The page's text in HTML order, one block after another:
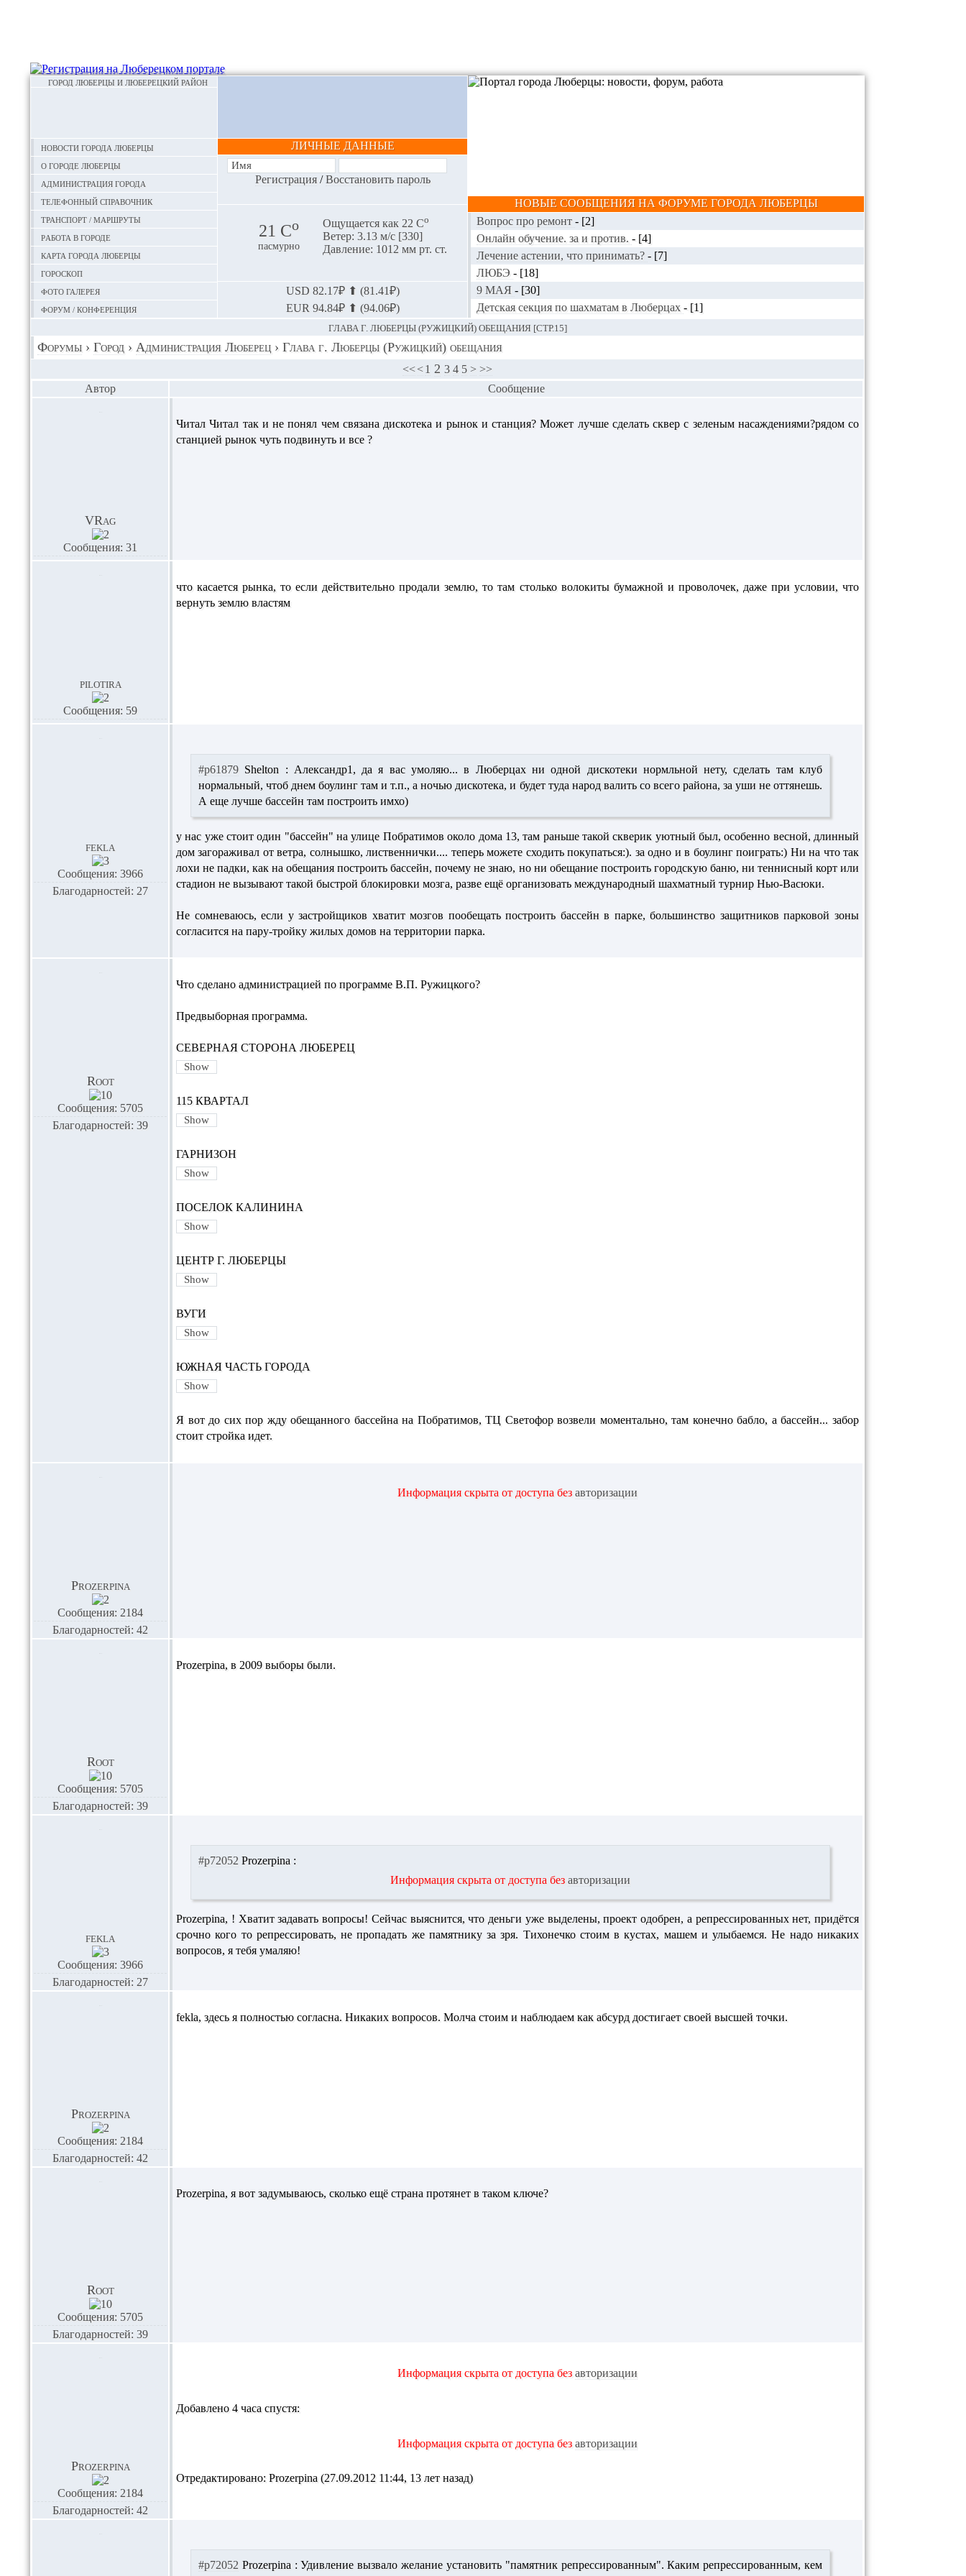
ГОРОД ЛЮБЕРЦЫ И ЛЮБЕРЕЦКИЙ РАЙОН
Новости города Люберцы
О городе Люберцы
Администрация города
Телефонный справочник
Транспорт / маршруты
Работа в городе
Карта города Люберцы
Гороскоп
Фото галерея
Форум / конференция
ЛИЧНЫЕ ДАННЫЕ
Регистрация/Восстановить пароль
21 Сo
пасмурно
Ощущается как 22 Сo
Ветер: 3.13 м/с [330]
Давление: 1012 мм рт. ст.
USD 82.17₽ ⬆ (81.41₽)
EUR 94.84₽ ⬆ (94.06₽)
НОВЫЕ СООБЩЕНИЯ НА ФОРУМЕ ГОРОДА ЛЮБЕРЦЫ
Вопрос про ремонт - [2]
Онлайн обучение. за и против. - [4]
Лечение астении, что принимать? - [7]
ЛЮБЭ - [18]
9 МАЯ - [30]
Детская секция по шахматам в Люберцах - [1]
ГЛАВА Г. ЛЮБЕРЦЫ (РУЖИЦКИЙ) ОБЕЩАНИЯ [СТР.15]
Форумы › Город › Администрация Люберец› Глава г. Люберцы (Ружицкий) обещания
<<<1 2 3 4 5 > >>
Автор
Сообщение
VRag
Сообщения: 31
Читал Читал так и не понял чем связана дискотека и рынок и станция? Может лучше сделать сквер с зеленым насаждениями?рядом со
станцией рынок чуть подвинуть и все ?
pilotira
Сообщения: 59
что касается рынка, то если действительно продали землю, то там столько волокиты бумажной и проволочек, даже при условии, что
вернуть землю властям
fekla
Сообщения: 3966
Благодарностей: 27
#p61879 Shelton : Александр1, да я вас умоляю... в Люберцах ни одной дискотеки нормльной нету, сделать там клуб
нормальный, чтоб днем боулинг там и т.п., а ночью дискотека, и будет туда народ валить со всего района, за уши не оттянешь.
А еще лучше бассейн там построить имхо)
у нас уже стоит один "бассейн" на улице Побратимов около дома 13, там раньше такой скверик уютный был, особенно весной, длинный
дом загораживал от ветра, солнышко, лиственнички.... теперь можете сходить покупаться:). за одно и в боулинг поиграть:) Ни на что так
лохи не падки, как на обещания построить бассейн, почему не знаю, но ни обещание построить городскую баню, ни теннисный корт или
стадион не вызывают такой быстрой блокировки мозга, разве ещё организовать международный шахматный турнир Нью-Васюки.
Не сомневаюсь, если у застройщиков хватит мозгов пообещать построить бассейн в парке, большинство защитников парковой зоны
согласится на пару-тройку жилых домов на территории парка.
Root
Сообщения: 5705
Благодарностей: 39
Что сделано администрацией по программе В.П. Ружицкого?
Предвыборная программа.
СЕВЕРНАЯ СТОРОНА ЛЮБЕРЕЦ
115 КВАРТАЛ
ГАРНИЗОН
ПОСЕЛОК КАЛИНИНА
ЦЕНТР Г. ЛЮБЕРЦЫ
ВУГИ
ЮЖНАЯ ЧАСТЬ ГОРОДА
Я вот до сих пор жду обещанного бассейна на Побратимов, ТЦ Светофор возвели моментально, там конечно бабло, а бассейн... забор
стоит стройка идет.
Prozerpina
Сообщения: 2184
Благодарностей: 42
Информация скрыта от доступа без авторизации
Root
Сообщения: 5705
Благодарностей: 39
Prozerpina, в 2009 выборы были.
fekla
Сообщения: 3966
Благодарностей: 27
#p72052 Prozerpina :
Информация скрыта от доступа без авторизации
Prozerpina, ! Хватит задавать вопросы! Сейчас выяснится, что деньги уже выделены, проект одобрен, а репрессированных нет, придётся
срочно кого то репрессировать, не пропадать же памятнику за зря. Тихонечко стоим в кустах, машем и улыбаемся. Не надо никаких
вопросов, я тебя умаляю!
Prozerpina
Сообщения: 2184
Благодарностей: 42
fekla, здесь я полностью согласна. Никаких вопросов. Молча стоим и наблюдаем как абсурд достигает своей высшей точки.
Root
Сообщения: 5705
Благодарностей: 39
Prozerpina, я вот задумываюсь, сколько ещё страна протянет в таком ключе?
Prozerpina
Сообщения: 2184
Благодарностей: 42
Информация скрыта от доступа без авторизации
Добавлено 4 часа спустя:
Информация скрыта от доступа без авторизации
Отредактировано: Prozerpina (27.09.2012 11:44, 13 лет назад)
#p72052 Prozerpina : Удивление вызвало желание установить "памятник репрессированным". Каким репрессированным, кем